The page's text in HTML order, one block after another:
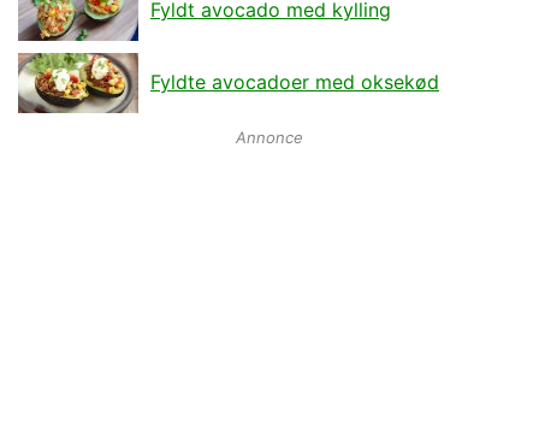
Fyldt avocado med kylling
Fyldte avocadoer med oksekød
Annonce